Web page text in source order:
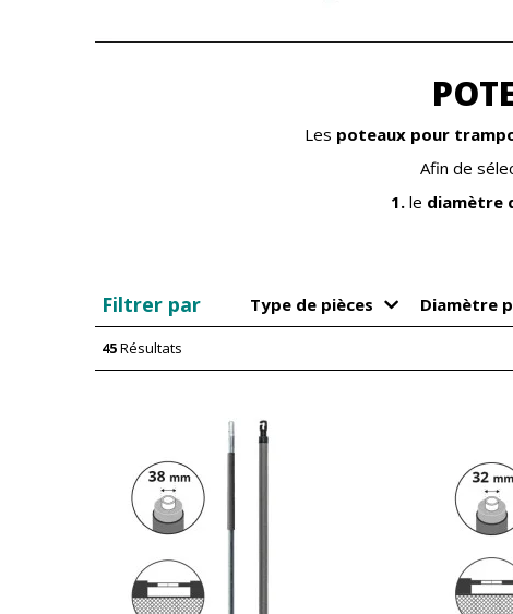
Les poteaux pour
Afin de
1.le diamètre
Filtrer par Type de pièces Diamètre
45Résultats